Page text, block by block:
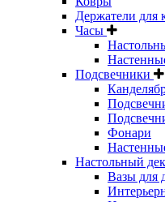
Держатели для
Часы
Подсвечники
Фонари
Настольный
Вазы для